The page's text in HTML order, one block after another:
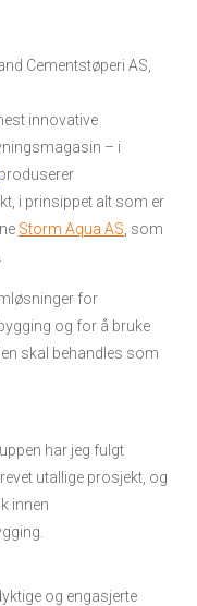
Cementstøperi AS,
innovative
– i
produserer
i prinsippet alt som er
Storm Aqua AS , som
for
og for å bruke
skal behandles som
har jeg fulgt
utallige prosjekt, og
innen
og engasjerte